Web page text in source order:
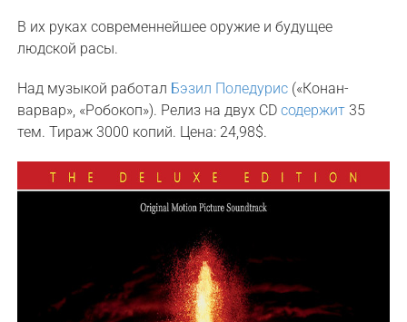
В их руках современнейшее оружие и будущее
людской расы.
Над музыкой работал Бэзил Поледурис («Конан-
варвар», «Робокоп»). Релиз на двух CDсодержит 35
тем. Тираж 3000 копий. Цена: 24,98$.